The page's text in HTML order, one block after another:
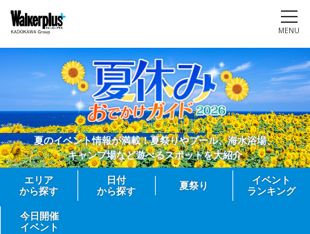
MENU
夏のイベント情報が満載！夏祭りやプール、海水浴場、
キャンプ場など遊べるスポットを大紹介
エリア
から探す
日付
から探す
夏祭り
イベント
ランキング
今日開催
イベント